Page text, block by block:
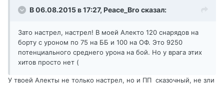
В 06.08.2015 в 17:27, Peace_Bro сказал:
Зато настрел, настрел! В моей Алекто 120 снарядов на
борту с уроном по 75 на ББ и 100 на ОФ. Это 9250
потенциального среднего урона на бой. Но у врага этих
хитов просто нет (
У твоей Алекты не только настрел, но и ПП сказочный, не зли